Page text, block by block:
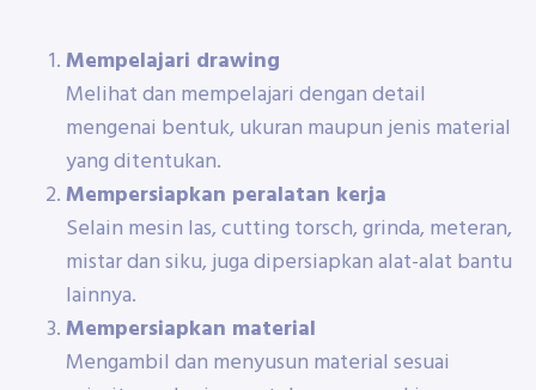
Mempelajari drawing
Melihat dan mempelajari dengan detail
mengenai bentuk, ukuran maupun jenis material
yang ditentukan.
Mempersiapkan peralatan kerja
Selain mesin las, cutting torsch, grinda, meteran,
mistar dan siku, juga dipersiapkan alat-alat bantu
lainnya.
Mempersiapkan material
Mengambil dan menyusun material sesuai